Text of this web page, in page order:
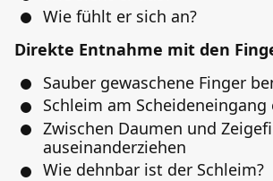
Wie fühlt er sich an?
Direkte Entnahme mit den
Sauber gewaschene Finger
Schleim am
Zwischen Daumen und
auseinanderziehen
Wie dehnbar ist der Schleim?